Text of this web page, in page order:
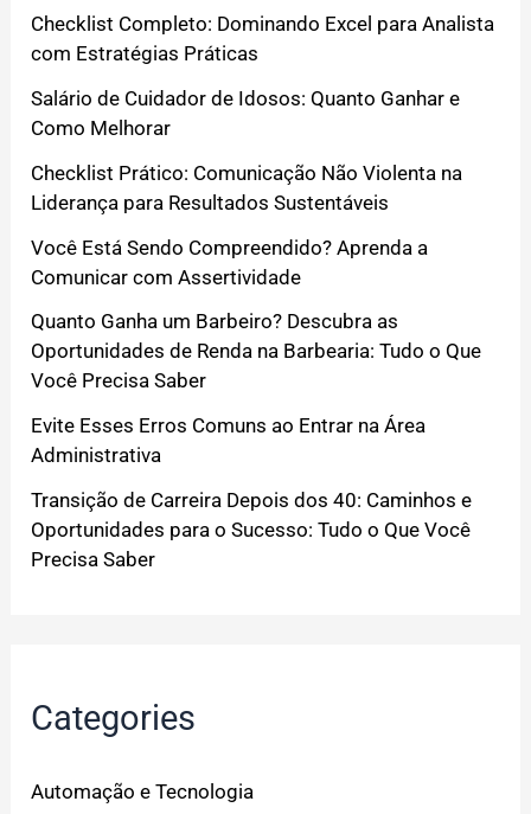
Checklist Completo: Dominando Excel para Analista
com Estratégias Práticas
Salário de Cuidador de Idosos: Quanto Ganhar e
Como Melhorar
Checklist Prático: Comunicação Não Violenta na
Liderança para Resultados Sustentáveis
Você Está Sendo Compreendido? Aprenda a
Comunicar com Assertividade
Quanto Ganha um Barbeiro? Descubra as
Oportunidades de Renda na Barbearia: Tudo o Que
Você Precisa Saber
Evite Esses Erros Comuns ao Entrar na Área
Administrativa
Transição de Carreira Depois dos 40: Caminhos e
Oportunidades para o Sucesso: Tudo o Que Você
Precisa Saber
Categories
Automação e Tecnologia